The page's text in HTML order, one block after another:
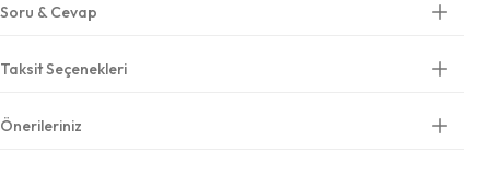
Soru & Cevap
Taksit Seçenekleri
Önerileriniz